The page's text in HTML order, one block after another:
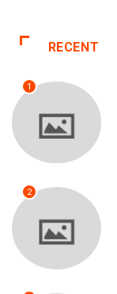
RECENT
1
2